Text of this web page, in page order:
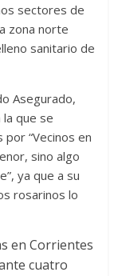
sectores de
zona norte
sanitario de
Asegurado,
que se
“Vecinos en
sino algo
ya que a su
rosarinos lo
en Corrientes
cuatro